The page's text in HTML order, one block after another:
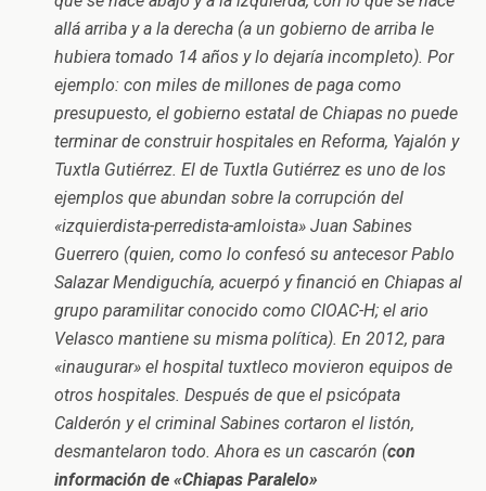
allá arriba y a la derecha (a un gobierno de arriba le
hubiera tomado 14 años y lo dejaría incompleto). Por
ejemplo: con miles de millones de paga como
presupuesto, el gobierno estatal de Chiapas no puede
terminar de construir hospitales en Reforma, Yajalón y
Tuxtla Gutiérrez. El de Tuxtla Gutiérrez es uno de los
ejemplos que abundan sobre la corrupción del
«izquierdista-perredista-amloista» Juan Sabines
Guerrero (quien, como lo confesó su antecesor Pablo
Salazar Mendiguchía, acuerpó y financió en Chiapas al
grupo paramilitar conocido como CIOAC-H; el ario
Velasco mantiene su misma política). En 2012, para
«inaugurar» el hospital tuxtleco movieron equipos de
otros hospitales. Después de que el psicópata
Calderón y el criminal Sabines cortaron el listón,
desmantelaron todo. Ahora es un cascarón (con
información de «Chiapas Paralelo»